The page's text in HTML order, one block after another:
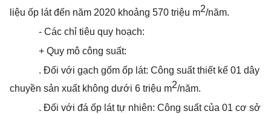
liệu ốp lát đến năm 2020 khoảng 570 triệu m2/năm.
- Các chỉ tiêu quy hoạch:
+ Quy mô công suất:
. Đối với gạch gốm ốp lát: Công suất thiết kế 01 dây
chuyền sản xuất không dưới 6 triệu m2/năm.
. Đối với đá ốp lát tự nhiên: Công suất của 01 cơ sở